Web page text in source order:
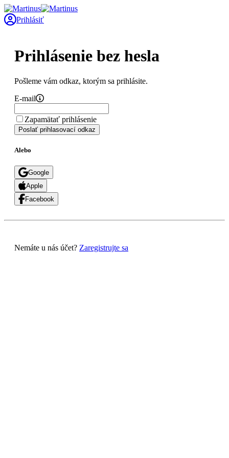
Prihlásiť
Prihlásenie bez hesla
Pošleme vám odkaz, ktorým sa prihlásite.
E-mail
Zapamätať prihlásenie
Poslať prihlasovací odkaz
Alebo
Google
Apple
Facebook
Nemáte u nás účet? Zaregistrujte sa